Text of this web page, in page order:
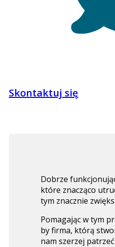
Skontaktuj się
Dobrze
które znacząco
tym znacznie
Pomagając w tym
by firma, którą
nam szerzej